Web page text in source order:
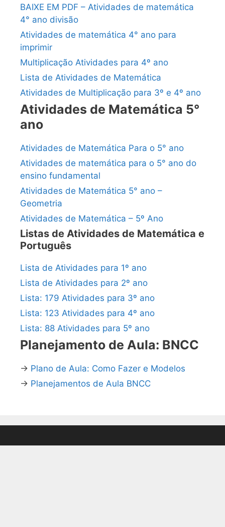
BAIXE EM PDF – Atividades de matemática
4° ano divisão
Atividades de matemática 4° ano para
imprimir
Multiplicação Atividades para 4º ano
Lista de Atividades de Matemática
Atividades de Multiplicação para 3º e 4º ano
Atividades de Matemática 5°
ano
Atividades de Matemática Para o 5° ano
Atividades de matemática para o 5° ano do
ensino fundamental
Atividades de Matemática 5° ano –
Geometria
Atividades de Matemática – 5º Ano
Listas de Atividades de Matemática e
Português
Lista de Atividades para 1º ano
Lista de Atividades para 2º ano
Lista: 179 Atividades para 3º ano
Lista: 123 Atividades para 4º ano
Lista: 88 Atividades para 5º ano
Planejamento de Aula: BNCC
→ Plano de Aula: Como Fazer e Modelos
→ Planejamentos de Aula BNCC